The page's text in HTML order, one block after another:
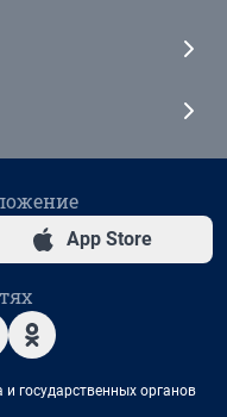
App Store
государственных органов